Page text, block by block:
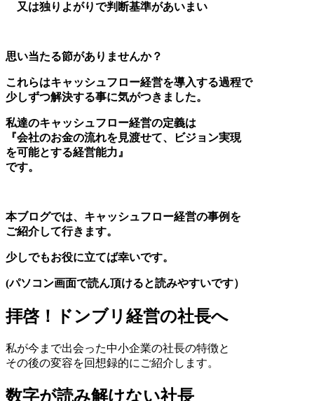
又は独りよがりで判断基準があいまい
思い当たる節がありませんか？
これらはキャッシュフロー経営を導入する過程で
少しずつ解決する事に気がつきました。
私達のキャッシュフロー経営の定義は
『会社のお金の流れを見渡せて、ビジョン実現
を可能とする経営能力』
です。
本ブログでは、キャッシュフロー経営の事例を
ご紹介して行きます。
少しでもお役に立てば幸いです。
(パソコン画面で読ん頂けると読みやすいです）
拝啓！ドンブリ経営の社長へ
私が今まで出会った中小企業の社長の特徴と
その後の変容を回想録的にご紹介します。
数字が読み解けない社長